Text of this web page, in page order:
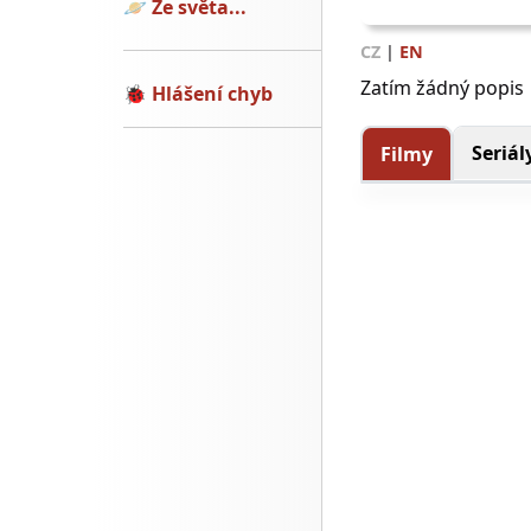
🪐 Ze světa...
🐞 Hlášení chyb
CZ | EN
Zatím žádný popis
Filmy